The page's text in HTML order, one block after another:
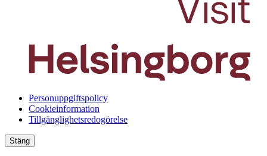
Personuppgiftspolicy
Cookieinformation
Tillgänglighetsredogörelse
Stäng